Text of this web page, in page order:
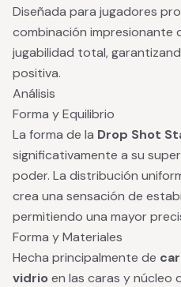
Diseñada para jugadores
combinación impresionante
jugabilidad total,
positiva.
Análisis
Forma y Equilibrio
La forma de la Drop Shot
significativamente a su
poder. La distribución
crea una sensación de
permitiendo una mayor
Forma y Materiales
Hecha principalmente de
vidrio en las caras y núcleo